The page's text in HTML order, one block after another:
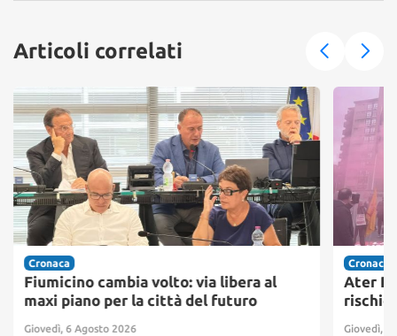
Articoli correlati
Cronaca
Fiumicino cambia volto: via libera al
maxi piano per la città del futuro
Giovedì, 6 Agosto 2026
Cronaca
Ater
rischio
Giovedì, 6